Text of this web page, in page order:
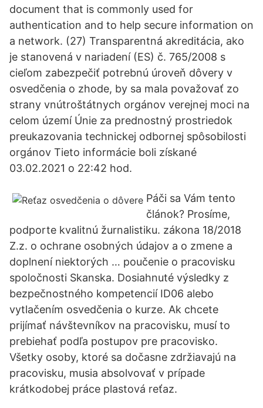
document that is commonly used for
authentication and to help secure information on
a network. (27) Transparentná akreditácia, ako
je stanovená v nariadení (ES) č. 765/2008 s
cieľom zabezpečiť potrebnú úroveň dôvery v
osvedčenia o zhode, by sa mala považovať zo
strany vnútroštátnych orgánov verejnej moci na
celom území Únie za prednostný prostriedok
preukazovania technickej odbornej spôsobilosti
orgánov Tieto informácie boli získané
03.02.2021 o 22:42 hod.
Páči sa Vám tento
článok? Prosíme,
podporte kvalitnú žurnalistiku. zákona 18/2018
Z.z. o ochrane osobných údajov a o zmene a
doplnení niektorých … poučenie o pracovisku
spoločnosti Skanska. Dosiahnuté výsledky z
bezpečnostného kompetencií ID06 alebo
vytlačením osvedčenia o kurze. Ak chcete
prijímať návštevníkov na pracovisku, musí to
prebiehať podľa postupov pre pracovisko.
Všetky osoby, ktoré sa dočasne zdržiavajú na
pracovisku, musia absolvovať v prípade
krátkodobej práce plastová reťaz.